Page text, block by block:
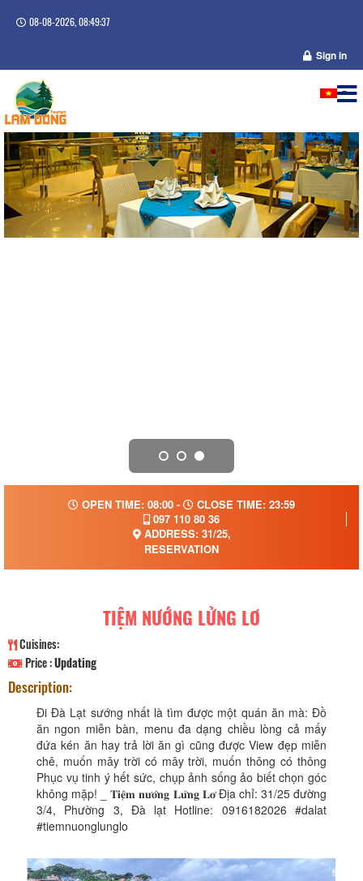
08-08-2026, 08:49:37
Sign in
OPEN TIME: 08:00 -
CLOSE TIME: 23:59
097 110 80 36
ADDRESS: 31/25,
RESERVATION
TIỆM NƯỚNG LỬNG LƠ
Cuisines:
Price :Updating
Description:
Đi Đà Lạt sướng nhất là tìm được một quán ăn mà: Đồ
ăn ngon miễn bàn, menu đa dạng chiều lòng cả mấy
đứa kén ăn hay trả lời ăn gì cũng được View đẹp miễn
chê, muốn mây trời có mây trời, muốn thông có thông
Phục vụ tinh ý hết sức, chụp ảnh sống ảo biết chọn góc
không mặp! _ 𝐓𝐢𝐞̣̂𝐦 𝐧𝐮̛𝐨̛́𝐧𝐠 𝐋𝐮̛̉𝐧𝐠 𝐋𝐨̛ Địa chỉ: 31/25 đường
3/4, Phường 3, Đà lạt Hotline: 0916182026 #dalat
#tiemnuonglunglo